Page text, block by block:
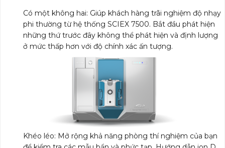
Có một không hai: Giúp khách hàng trãi nghiệm độ nhạy
phi thường từ hệ thống SCIEX 7500. Bắt đầu phát hiện
những thứ trước đây không thể phát hiện và định lượng
ở mức thấp hơn với độ chính xác ấn tượng.
Khéo léo: Mở rộng khả năng phòng thí nghiệm của bạn